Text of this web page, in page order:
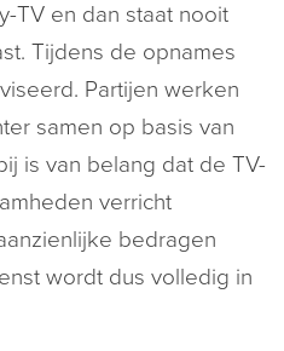
TV en dan staat nooit
Tijdens de opnames
Partijen werken
samen op basis van
is van belang dat de TV-
verricht
bedragen
wordt dus volledig in